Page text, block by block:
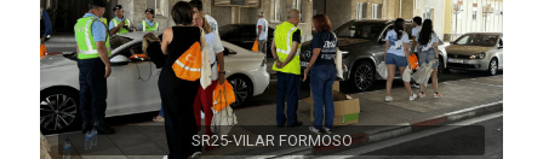
SR25-VILAR FORMOSO